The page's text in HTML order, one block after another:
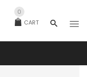
CART
0